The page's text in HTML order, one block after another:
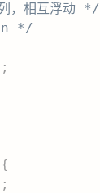
，相互浮动 */
*/
;
{
;